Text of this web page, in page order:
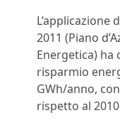
L’applicazione
2011 (Piano
Energetica) ha
risparmio
GWh/anno,
rispetto al